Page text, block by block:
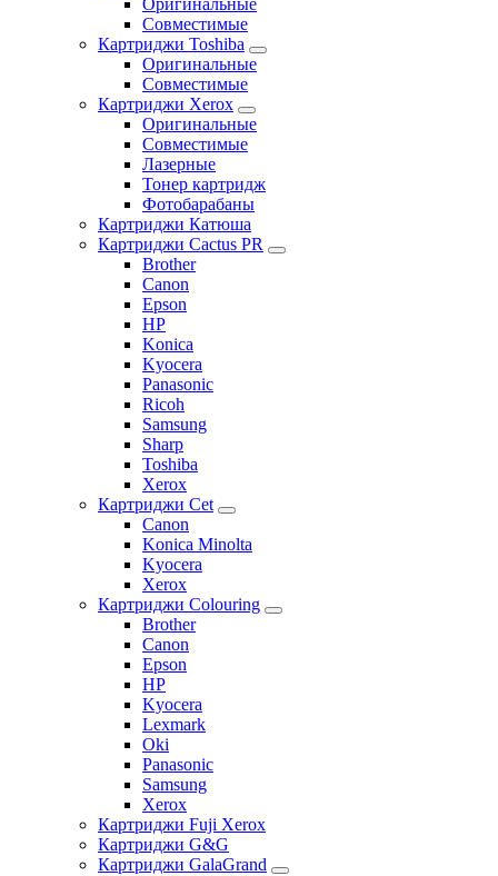
Оригинальные
Совместимые
Картриджи Toshiba
Оригинальные
Совместимые
Картриджи Xerox
Оригинальные
Совместимые
Лазерные
Тонер картридж
Фотобарабаны
Картриджи Катюша
Картриджи Cactus PR
Brother
Canon
Epson
HP
Konica
Kyocera
Panasonic
Ricoh
Samsung
Sharp
Toshiba
Xerox
Картриджи Cet
Canon
Konica Minolta
Kyocera
Xerox
Картриджи Colouring
Brother
Canon
Epson
HP
Kyocera
Lexmark
Oki
Panasonic
Samsung
Xerox
Картриджи Fuji Xerox
Картриджи G&G
Картриджи GalaGrand